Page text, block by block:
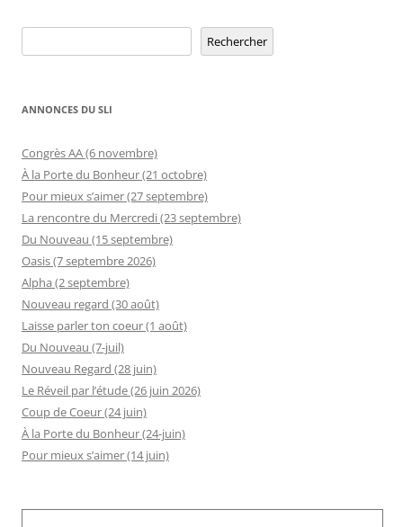
Rechercher
ANNONCES DU SLI
Congrès AA (6 novembre)
À la Porte du Bonheur (21 octobre)
Pour mieux s’aimer (27 septembre)
La rencontre du Mercredi (23 septembre)
Du Nouveau (15 septembre)
Oasis (7 septembre 2026)
Alpha (2 septembre)
Nouveau regard (30 août)
Laisse parler ton coeur (1 août)
Du Nouveau (7-juil)
Nouveau Regard (28 juin)
Le Réveil par l’étude (26 juin 2026)
Coup de Coeur (24 juin)
À la Porte du Bonheur (24-juin)
Pour mieux s’aimer (14 juin)